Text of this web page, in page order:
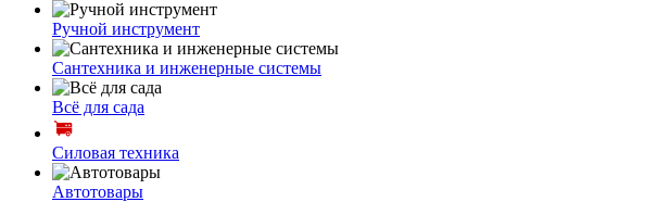
Ручной инструмент
Сантехника и инженерные системы
Всё для сада
Силовая техника
Автотовары